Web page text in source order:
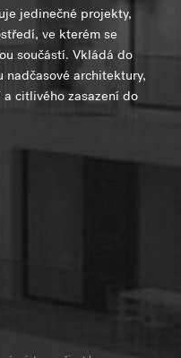
jedinečné projekty,
ve kterém se
součástí. Vkládá do
nadčasové architektury,
citlivého zasazení do